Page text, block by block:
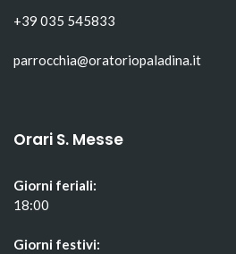
+39 035 545833
parrocchia@oratoriopaladina.it
Orari S. Messe
Giorni feriali:
18:00
Giorni festivi: